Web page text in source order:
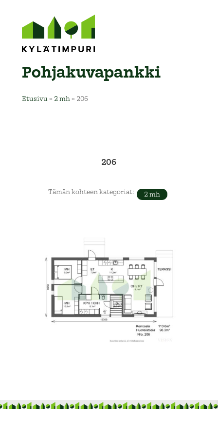
Pohja­kuva­pankki
Etusivu» 2 mh» 206
206
Tämän kohteen kategoriat: 2 mh